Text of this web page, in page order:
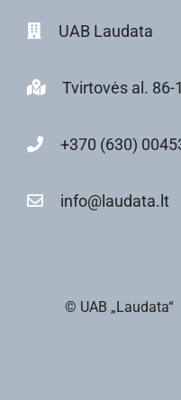
UAB Laudata
Tvirtovės al. 86-
+370 (630)
info@laudata.lt
© UAB „Laudata“